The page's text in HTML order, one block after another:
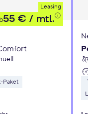
Leasing
55 € / mtl.
Paket